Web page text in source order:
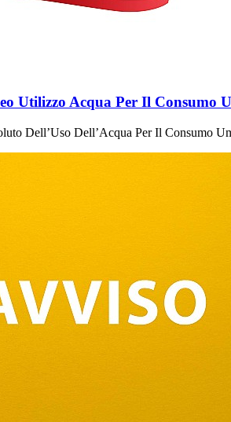
Utilizzo Acqua Per Il Consumo
Dell’Uso Dell’Acqua Per Il Consumo